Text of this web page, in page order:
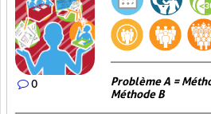
0
Problème A =
Méthode B